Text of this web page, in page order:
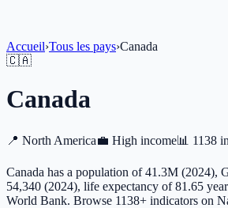
Accueil›Tous les pays›Canada
🇨🇦
Canada
📍 North America💼 High income 📊 1138
Canada has a population of 41.3M (2024),
54,340 (2024), life expectancy of 81.65
World Bank. Browse 1138+ indicators on